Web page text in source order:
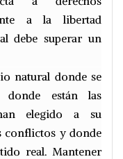
a la libertad
debe superar un
natural donde se
donde están las
elegido a su
conflictos y donde
real. Mantener